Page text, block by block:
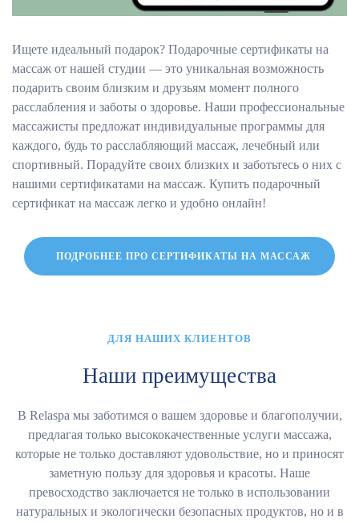
Ищете идеальный подарок? Подарочные сертификаты на
массаж от нашей студии — это уникальная возможность
подарить своим близким и друзьям момент полного
расслабления и заботы о здоровье. Наши профессиональные
массажисты предложат индивидуальные программы для
каждого, будь то расслабляющий массаж, лечебный или
спортивный. Порадуйте своих близких и заботьтесь о них с
нашими сертификатами на массаж. Купить подарочный
сертификат на массаж легко и удобно онлайн!
ПОДРОБНЕЕ ПРО СЕРТИФИКАТЫ НА МАССАЖ
ДЛЯ НАШИХ КЛИЕНТОВ
Наши преимущества
В Relaspa мы заботимся о вашем здоровье и благополучии,
предлагая только высококачественные услуги массажа,
которые не только доставляют удовольствие, но и приносят
заметную пользу для здоровья и красоты. Наше
превосходство заключается не только в использовании
натуральных и экологически безопасных продуктов, но и в